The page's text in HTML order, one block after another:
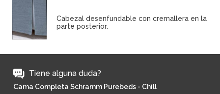
Cabezal desenfundable con cremallera en la
parte posterior.
Tiene alguna duda?
Cama Completa Schramm Purebeds - Chill